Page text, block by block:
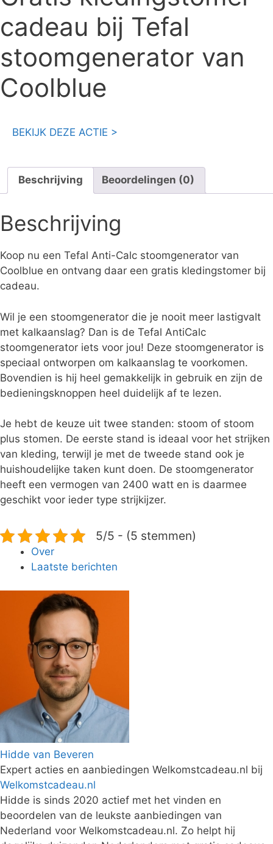
cadeau bij Tefal
stoomgenerator van
Coolblue
BEKIJK DEZE ACTIE >
Beschrijving Beoordelingen (0)
Beschrijving
Koop nu een Tefal Anti-Calc stoomgenerator van
Coolblue en ontvang daar een gratis kledingstomer bij
cadeau.
Wil je een stoomgenerator die je nooit meer lastigvalt
met kalkaanslag? Dan is de Tefal AntiCalc
stoomgenerator iets voor jou! Deze stoomgenerator is
speciaal ontworpen om kalkaanslag te voorkomen.
Bovendien is hij heel gemakkelijk in gebruik en zijn de
bedieningsknoppen heel duidelijk af te lezen.
Je hebt de keuze uit twee standen: stoom of stoom
plus stomen. De eerste stand is ideaal voor het strijken
van kleding, terwijl je met de tweede stand ook je
huishoudelijke taken kunt doen. De stoomgenerator
heeft een vermogen van 2400 watt en is daarmee
geschikt voor ieder type strijkijzer.
5/5 - (5 stemmen)
Over
Laatste berichten
Hidde van Beveren
Expert acties en aanbiedingen Welkomstcadeau.nl bij
Welkomstcadeau.nl
Hidde is sinds 2020 actief met het vinden en
beoordelen van de leukste aanbiedingen van
Nederland voor Welkomstcadeau.nl. Zo helpt hij